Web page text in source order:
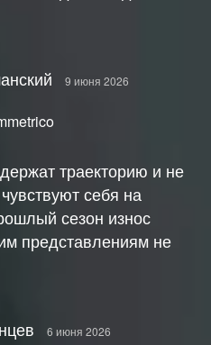
9 июня 2026
траекторию и не
себя на
сезон износ
представлениям не
6 июня 2026